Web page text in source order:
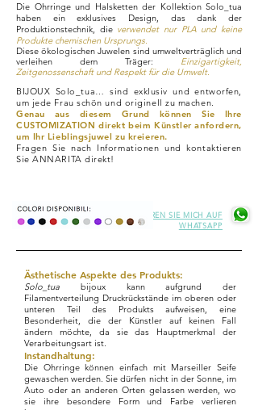
Die Ohrringe und Halsketten der Kollektion Solo_tua
haben ein exklusives Design, das dank der
Produktionstechnik, die verwendet nur PLA und keine
Produkte chemischen Ursprungs.
Diese ökologischen Juwelen sind umweltverträglich und
verleihen dem Träger:
Einzigartigkeit,
Zeitgenossenschaft und Respekt für die Umwelt.
BIJOUX Solo_tua… sind exklusiv und entworfen,
um jede Frau schön und originell zu machen.
Genau aus diesem Grund können Sie Ihre
CUSTOMIZATION direkt beim Künstler anfordern,
um Ihr Lieblingsjuwel zu kreieren.
Fragen Sie nach Informationen und kontaktieren
Sie ANNARITA direkt!
KONTAKTIEREN SIE MICH AUF
WHATSAPP
Ästhetische Aspekte des Produkts:
Solo_tua bijoux kann aufgrund der
Filamentverteilung Druckrückstände im oberen oder
unteren Teil des Produkts aufweisen, eine
Besonderheit, die der Künstler auf keinen Fall
ändern möchte, da sie das Hauptmerkmal der
Verarbeitungsart ist.
Instandhaltung:
Die Ohrringe können einfach mit Marseiller Seife
gewaschen werden. Sie dürfen nicht in der Sonne, im
Auto oder an anderen Orten gelassen werden, wo
sie ihre besondere Form und Farbe verlieren